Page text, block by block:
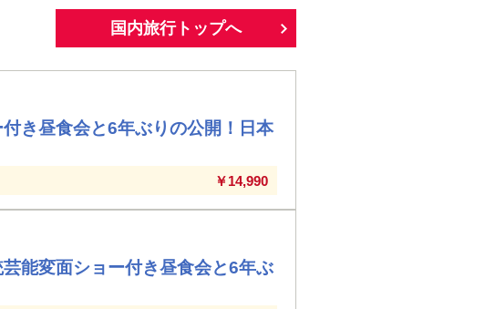
国内旅行トップへ
き昼食会と6年ぶりの公開！日本
￥14,990
能変面ショー付き昼食会と6年ぶ